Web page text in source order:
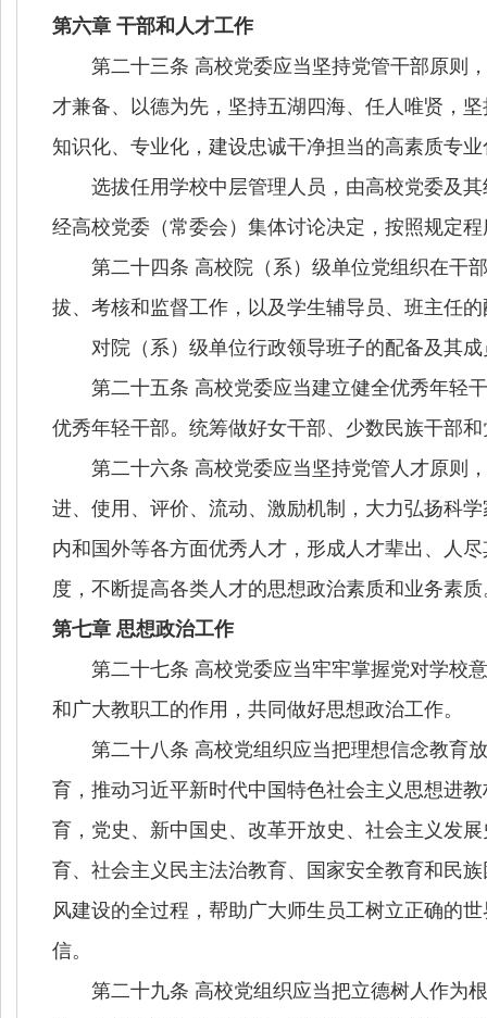
第六章 干部和人才工作
第二十三条 高校党委应当坚持党管干部原则，
才兼备、以德为先，坚持五湖四海、任人唯贤，
知识化、专业化，建设忠诚干净担当的高素质专
选拔任用学校中层管理人员，由高校党委及其
经高校党委（常委会）集体讨论决定，按照规定
第二十四条 高校院（系）级单位党组织在干部
拔、考核和监督工作，以及学生辅导员、班主任
对院（系）级单位行政领导班子的配备及其成
第二十五条 高校党委应当建立健全优秀年轻干
优秀年轻干部。统筹做好女干部、少数民族干部
第二十六条 高校党委应当坚持党管人才原则，
进、使用、评价、流动、激励机制，大力弘扬科
内和国外等各方面优秀人才，形成人才辈出、人
度，不断提高各类人才的思想政治素质和业务素质
第七章 思想政治工作
第二十七条 高校党委应当牢牢掌握党对学校意
和广大教职工的作用，共同做好思想政治工作。
第二十八条 高校党组织应当把理想信念教育放
育，推动习近平新时代中国特色社会主义思想进
育，党史、新中国史、改革开放史、社会主义发
育、社会主义民主法治教育、国家安全教育和民
风建设的全过程，帮助广大师生员工树立正确的
信。
第二十九条 高校党组织应当把立德树人作为根